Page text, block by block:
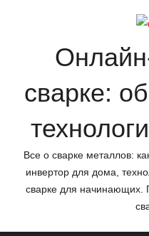
содержимому
сварке:
Все о сварке металлов:
инвертор для дома,
сварке для начинающих.